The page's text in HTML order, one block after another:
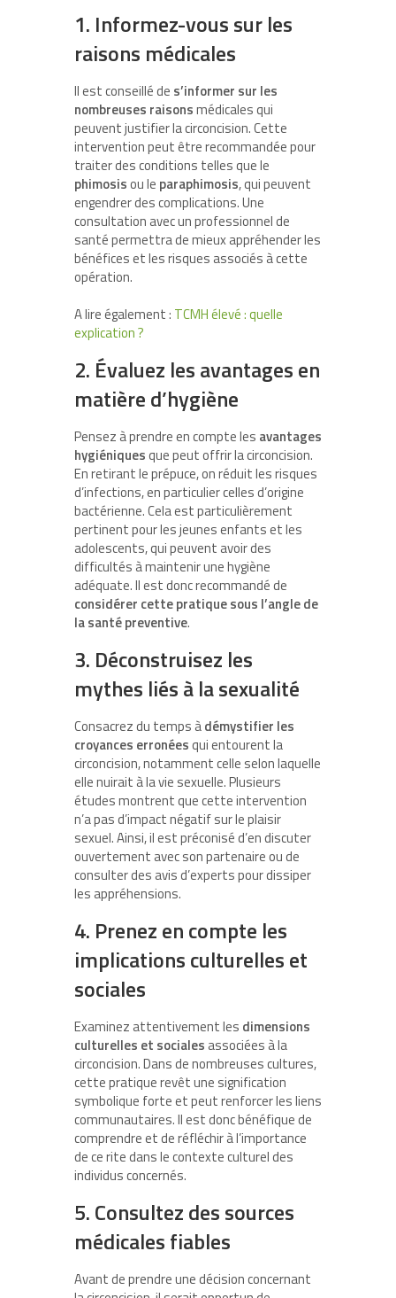
1. Informez-vous sur les
raisons médicales
Il est conseillé de s’informer sur les
nombreuses raisonsmédicales qui
peuvent justifier la circoncision. Cette
intervention peut être recommandée pour
traiter des conditions telles que le
phimosisou le paraphimosis, qui peuvent
engendrer des complications. Une
consultation avec un professionnel de
santé permettra de mieux appréhender les
bénéfices et les risques associés à cette
opération.
A lire également : TCMH élevé : quelle
explication ?
2. Évaluez les avantages en
matière d’hygiène
Pensez à prendre en compte les avantages
hygiéniquesque peut offrir la circoncision.
En retirant le prépuce, on réduit les risques
d’infections, en particulier celles d’origine
bactérienne. Cela est particulièrement
pertinent pour les jeunes enfants et les
adolescents, qui peuvent avoir des
difficultés à maintenir une hygiène
adéquate. Il est donc recommandé de
considérer cette pratique sous l’angle de
la santé preventive.
3. Déconstruisez les
mythes liés à la sexualité
Consacrez du temps àdémystifier les
croyances erronéesqui entourent la
circoncision, notamment celle selon laquelle
elle nuirait à la vie sexuelle. Plusieurs
études montrent que cette intervention
n’a pas d’impact négatif sur le plaisir
sexuel. Ainsi, il est préconisé d’en discuter
ouvertement avec son partenaire ou de
consulter des avis d’experts pour dissiper
les appréhensions.
4. Prenez en compte les
implications culturelles et
sociales
Examinez attentivement les dimensions
culturelles et sociales associées à la
circoncision. Dans de nombreuses cultures,
cette pratique revêt une signification
symbolique forte et peut renforcer les liens
communautaires. Il est donc bénéfique de
comprendre et de réfléchir à l’importance
de ce rite dans le contexte culturel des
individus concernés.
5. Consultez des sources
médicales fiables
Avant de prendre une décision concernant